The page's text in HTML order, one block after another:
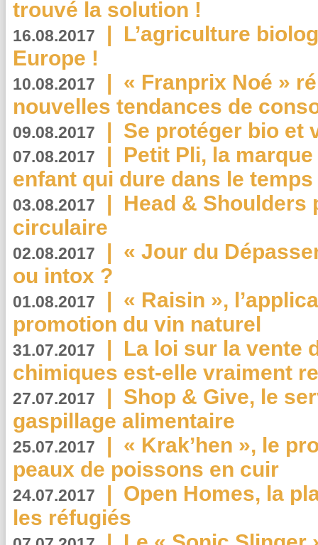
trouvé la solution !
16.08.2017 | L’agriculture
Europe !
10.08.2017 | « Franprix Noé »
nouvelles tendances de
09.08.2017 | Se protéger bio et
07.08.2017 | Petit Pli, la
enfant qui dure dans le temps
03.08.2017 | Head & Shoulders
circulaire
02.08.2017 | « Jour du
ou intox ?
01.08.2017 | « Raisin »,
promotion du vin naturel
31.07.2017 | La loi sur la vente
chimiques est-elle vraiment
27.07.2017 | Shop & Give, le
gaspillage alimentaire
25.07.2017 | « Krak’hen », le
peaux de poissons en cuir
24.07.2017 | Open Homes, la
les réfugiés